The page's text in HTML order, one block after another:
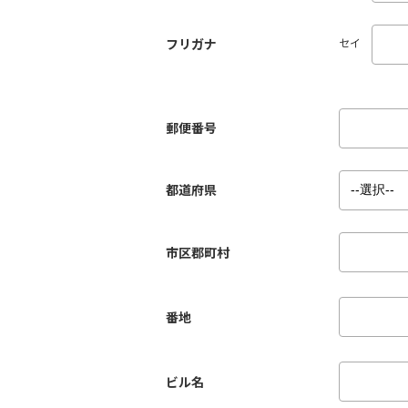
フリガナ セイ
郵便番号
都道府県
市区郡町村
番地
ビル名